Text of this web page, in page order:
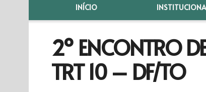
INÍCIO
2º ENCONTRO
TRT 10 – DF/TO